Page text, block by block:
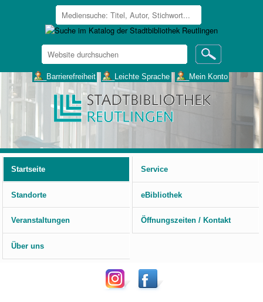
Website
durchsuchen
___Barrierefreiheit ___Leichte Sprache ___Mein Konto
Startseite
Service
Standorte eBibliothek
Veranstaltungen Öffnungszeiten / Kontakt
Über uns